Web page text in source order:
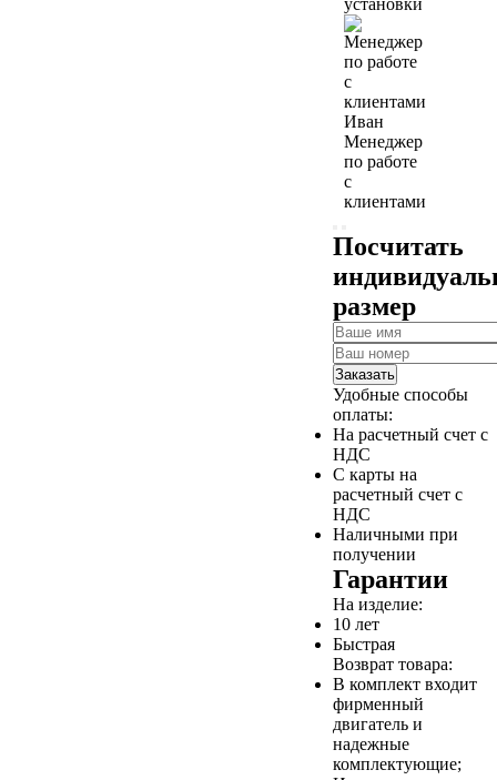
установки
Иван
Менеджер
по работе
с
клиентами
Посчитать
размер
Заказать
Удобные способы
оплаты:
На расчетный счет с
НДС
С карты на
расчетный счет с
НДС
Наличными при
получении
Гарантии
На изделие:
10 лет
Быстрая
Возврат товара:
В комплект входит
фирменный
двигатель и
надежные
комплектующие;